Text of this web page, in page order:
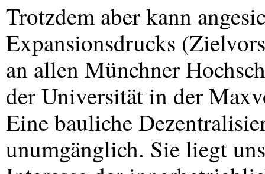
Trotzdem aber kann
Expansionsdrucks
an allen Münchner
der Universität in der
Eine bauliche
unumgänglich. Sie liegt